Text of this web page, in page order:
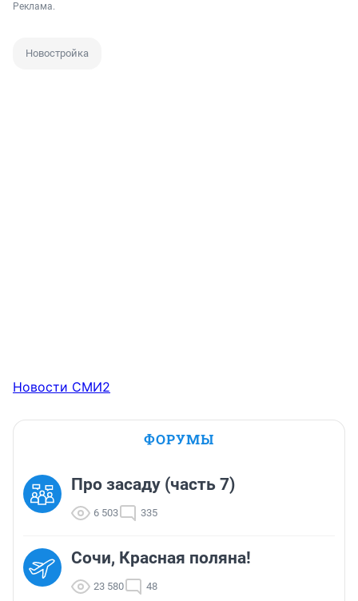
Реклама.
Новостройка
Новости СМИ2
ФОРУМЫ
Про засаду (часть 7)
6 503 335
Сочи, Красная поляна!
23 580 48